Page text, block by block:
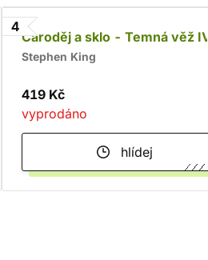
4
Čaroděj a sklo - Temná věž IV.
Stephen King
419 Kč
vyprodáno
hlídej